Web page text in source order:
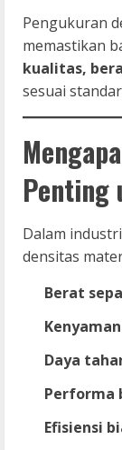
Pengukuran
memastikan
kualitas,
sesuai
Penting
Dalam
densitas
Berat
Daya
Performa
Efisiensi